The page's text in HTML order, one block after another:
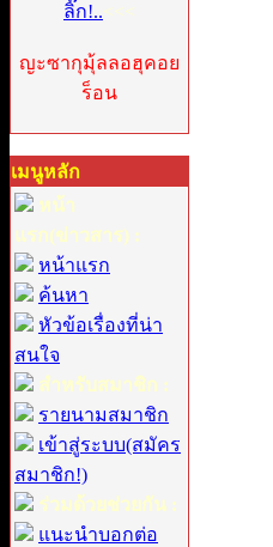
ลิ๊ก!..<<<
ญะซากุมุ้ลลอฮุคอย
ร็อน
เมนูหลัก
หน้า
แรก(ข่าวสาร) :
หน้าแรก
ค้นหา
หัวข้อเรื่องที่น่า
สนใจ
สำหรับสมาชิก :
รายนามสมาชิก
เข้าสู่ระบบ(สมัคร
สมาชิก!)
ร่วมด้วยช่วยกัน :
แนะนำบอกต่อ